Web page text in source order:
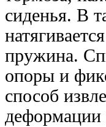
сиденья. В
пружина.
опоры и
способ
деформации